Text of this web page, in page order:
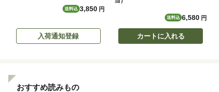
送料込 3,850円
入荷通知登録
送料込 6,580 円
カートに入れる
おすすめ読みもの